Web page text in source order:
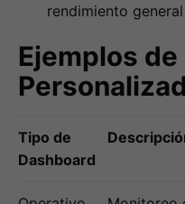
rendimiento
Ejemplos
Tipo de
Dashboard